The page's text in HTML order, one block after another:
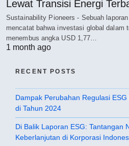
Lewat Transisi Energi
Sustainability Pioneers - Sebuah
mencatat bahwa investasi global dalam
menembus angka USD 1,77…
1 month ago
RECENT POSTS
Dampak Perubahan Regulasi
di Tahun 2024
Di Balik Laporan ESG: Tantangan
Keberlanjutan di Korporasi